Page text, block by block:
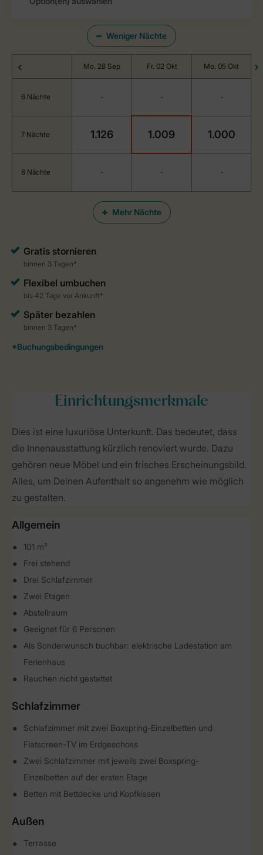
Weniger Nächte
Mehr Nächte
Mo. 28 Sep Fr. 02 Okt Mo. 05 Okt
6 Nächte - - -
7 Nächte 1.126 1.009 1.000
8 Nächte - - -
Einrichtungsmerkmale
Dies ist eine luxuriöse Unterkunft. Das bedeutet, dass
die Innenausstattung kürzlich renoviert wurde. Dazu
gehören neue Möbel und ein frisches Erscheinungsbild.
Alles, um Deinen Aufenthalt so angenehm wie möglich
zu gestalten.
Allgemein
101 m²
Frei stehend
Drei Schlafzimmer
Zwei Etagen
Abstellraum
Geeignet für 6 Personen
Als Sonderwunsch buchbar: elektrische Ladestation am
Ferienhaus
Rauchen nicht gestattet
Schlafzimmer
Schlafzimmer mit zwei Boxspring-Einzelbetten und
Flatscreen-TV im Erdgeschoss
Zwei Schlafzimmer mit jeweils zwei Boxspring-
Einzelbetten auf der ersten Etage
Betten mit Bettdecke und Kopfkissen
Außen
Terrasse